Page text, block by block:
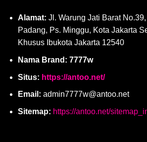
Alamat: Jl. Warung Jati Barat
Padang, Ps. Minggu, Kota Jakarta
Khusus Ibukota Jakarta 12540
Nama Brand: 7777w
Situs: https://antoo.net/
Email: admin7777w@antoo.net
Sitemap: https://antoo.net/